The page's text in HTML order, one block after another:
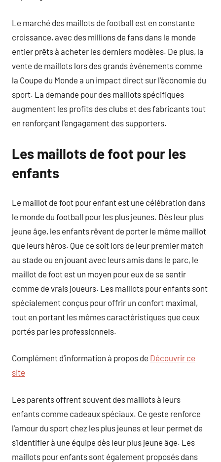
Le marché des maillots de football est en constante
croissance, avec des millions de fans dans le monde
entier prêts à acheter les derniers modèles. De plus, la
vente de maillots lors des grands événements comme
la Coupe du Monde a un impact direct sur l’économie du
sport. La demande pour des maillots spécifiques
augmentent les profits des clubs et des fabricants tout
en renforçant l’engagement des supporters.
Les maillots de foot pour les
enfants
Le maillot de foot pour enfant est une célébration dans
le monde du football pour les plus jeunes. Dès leur plus
jeune âge, les enfants rêvent de porter le même maillot
que leurs héros. Que ce soit lors de leur premier match
au stade ou en jouant avec leurs amis dans le parc, le
maillot de foot est un moyen pour eux de se sentir
comme de vrais joueurs. Les maillots pour enfants sont
spécialement conçus pour offrir un confort maximal,
tout en portant les mêmes caractéristiques que ceux
portés par les professionnels.
Complément d’information à propos de Découvrir ce
site
Les parents offrent souvent des maillots à leurs
enfants comme cadeaux spéciaux. Ce geste renforce
l’amour du sport chez les plus jeunes et leur permet de
s’identifier à une équipe dès leur plus jeune âge. Les
maillots pour enfants sont également proposés dans